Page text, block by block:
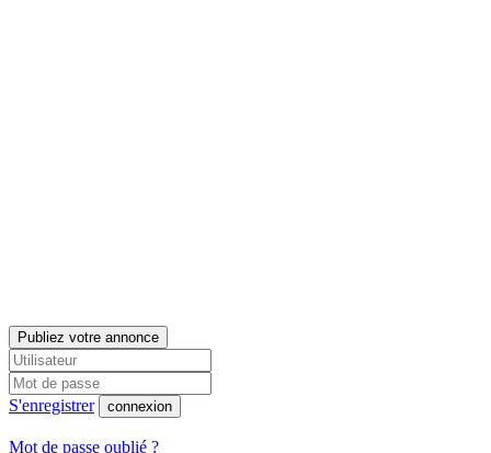
Publiez votre annonce
S'enregistrer connexion
Mot de passe oublié ?